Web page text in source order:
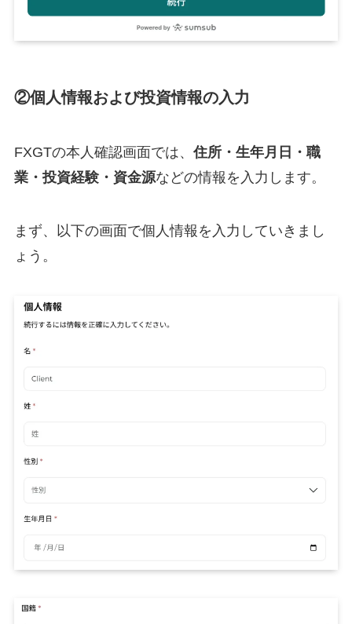
②個人情報および投資情報の入力
FXGTの本人確認画面では、 住所・生年月日・職
業・投資経験・資金源などの情報を入力します。
まず、以下の画面で個人情報を入力していきまし
ょう。